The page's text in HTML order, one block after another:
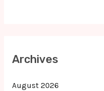
Archives
August 2026